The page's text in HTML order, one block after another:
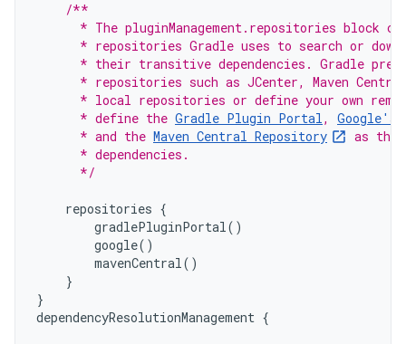
/**
* The pluginManagement.repositories block
* repositories Gradle uses to search or
* their transitive dependencies. Gradle
* repositories such as JCenter, Maven
* local repositories or define your own
      * define the
Gradle Plugin Portal, Google's
      * and the
Maven Central Repository
as the
      * dependencies.
      */
repositories {
gradlePluginPortal()
google()
mavenCentral()
}
}
dependencyResolutionManagement {